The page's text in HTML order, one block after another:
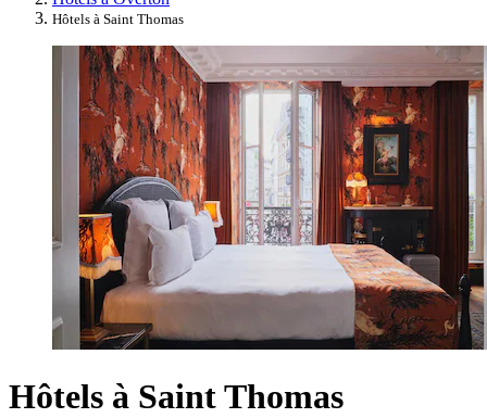
Hôtels à Saint Thomas
Hôtels à Saint Thomas